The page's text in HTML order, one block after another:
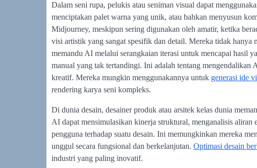
Dalam seni rupa, pelukis atau seniman visual dapat
menciptakan palet warna yang unik, atau bahkan menyusun
Midjourney, meskipun sering digunakan oleh amatir, ketika
visi artistik yang sangat spesifik dan detail. Mereka tidak hanya
memandu AI melalui serangkaian iterasi untuk mencapai hasil
manual yang tak tertandingi. Ini adalah tentang mengendalikan
kreatif. Mereka mungkin menggunakannya untuk generasi ide
rendering karya seni kompleks.
Di dunia desain, desainer produk atau arsitek kelas dunia
AI dapat mensimulasikan kinerja struktural, menganalisis aliran
pengguna terhadap suatu desain. Ini memungkinkan mereka
unggul secara fungsional dan berkelanjutan. Optimasi desain
industri yang paling inovatif.